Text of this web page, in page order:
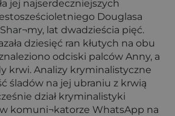
jej najserdeczniejszych
Douglasa
lat dwadzieścia pięć.
dziesięć ran kłutych na obu
odciski palców Anny, a
krwi. Analizy kryminalistyczne
śladów na jej ubraniu z krwią
dział kryminalistyki
komuni¬katorze WhatsApp na